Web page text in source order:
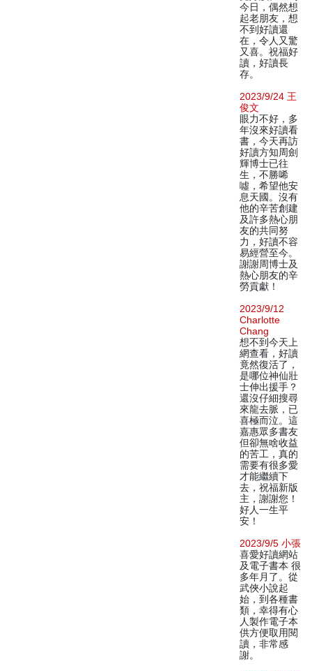
今日，偶然想
起老朋友，想
不到好讀還
在，令人又驚
又喜。祝福好
讀，好讀長
存。
2023/9/24 王
俊文
眼力不好，多
年沒來好讀看
書，今天再訪
好讀方知周劍
輝博士已往
生，不勝唏
噓，希望他安
息天國。沒有
他的辛苦創建
及許多熱心朋
友的共同努
力，好讀不容
易經營至今。
謝謝周博士及
熱心朋友的辛
勞貢獻！
2023/9/12
Charlotte
Chang
想不到今天上
網查看，好讀
竟然復活了，
是哪位神仙壯
士伸出援手？
還沒仔細搜尋
來龍去脈，已
喜極而泣。這
嘉惠眾多書友
但卻無啥收益
的苦工，真的
需要有很多愛
才能繼續下
去，祝福新版
主，謝謝您！
好人一生平
安！
2023/9/5 小張
喜愛好讀網站
及電子書本 很
多年月了。從
武俠小說起
始，到各種書
類，幸得有心
人製作電子本
供方便取用閱
讀，非常感
謝。